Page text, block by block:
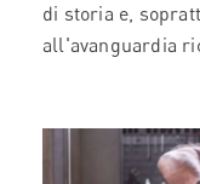
di storia e,
all'avanguardia